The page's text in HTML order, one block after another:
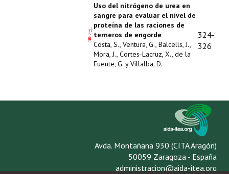
Uso del nitrógeno de urea en
sangre para evaluar el nivel de
proteína de las raciones de
terneros de engorde
Costa, S., Ventura, G., Balcells, J.,
Mora, J., Cortes‑Lacruz, X., de la
Fuente, G. y Villalba, D.
324-
326
Avda. Montañana 930 (CITA Aragón)
50059 Zaragoza - España
administracion@aida-itea.org